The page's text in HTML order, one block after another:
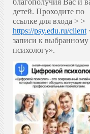
благополучия Вас и
детей. Проходите по
ссылке для входа > >
https://psy.edu.ru/client
записи к
психологу».